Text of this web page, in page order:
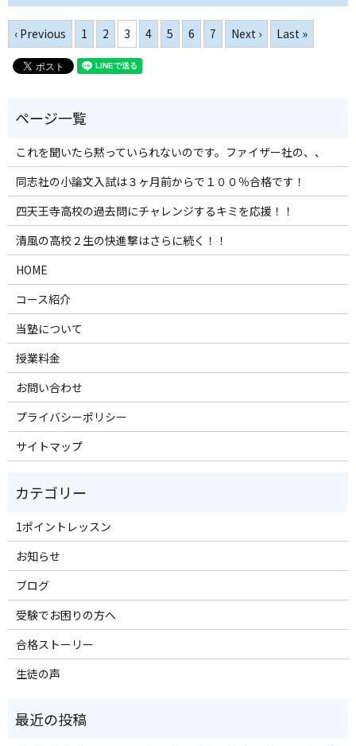
‹ Previous 1 2 3 4 5 6 7 Next › Last »
これを聞いたら黙っていられないのです。ファイザー社の、、
同志社の小論文入試は３ヶ月前からで１００％合格です！
四天王寺高校の過去問にチャレンジするキミを応援！！
清風の高校２生の快進撃はさらに続く！！
HOME
コース紹介
当塾について
授業料金
お問い合わせ
プライバシーポリシー
サイトマップ
1ポイントレッスン
お知らせ
ブログ
受験でお困りの方へ
合格ストーリー
生徒の声